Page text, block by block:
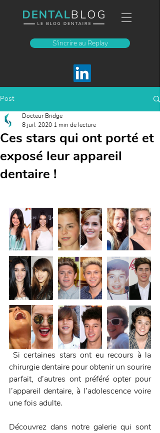
S'incrire au Replay
Post
Ces stars qui ont porté et
exposé leur appareil
dentaire !
Docteur Bridge
8 juil. 2020 1 min de lecture
chirurgie dentaire pour obtenir un sourire
parfait, d’autres ont préféré opter pour
l’appareil dentaire, à l’adolescence voire
une fois adulte.
Découvrez dans notre galerie qui sont